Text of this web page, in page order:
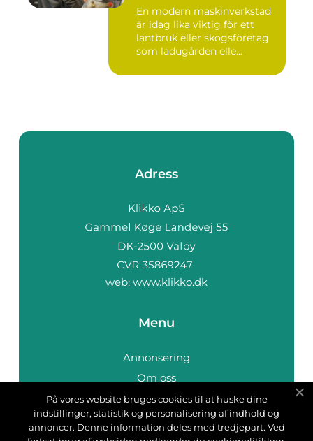
En modern maskinverkstad
är idag lika viktig för ett
lantbruk eller skogsföretag
som ladugården elle...
Adress
web: www.klikko.dk
Menu
Annonsering
Om oss
Cookies
Kontakta oss
Sitemap
På vores website bruges cookies til at huske dine
indstillinger, statistik og personalisering af indhold og
annoncer. Denne information deles med tredjepart. Ved